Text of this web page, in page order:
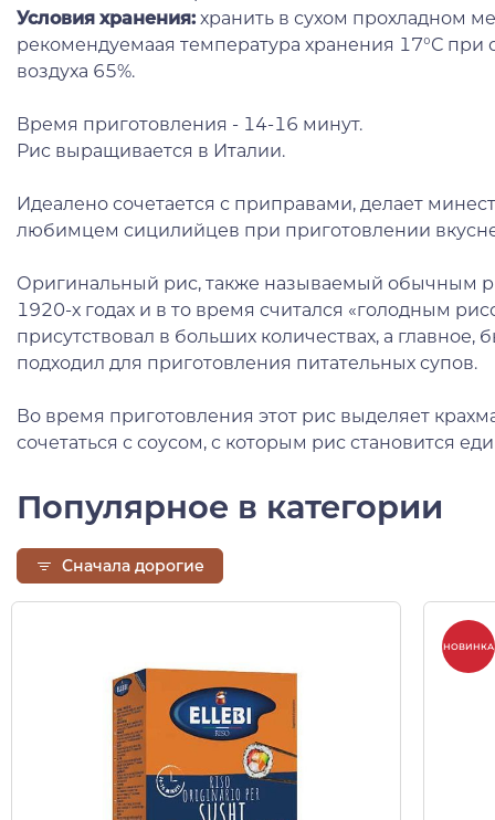
Условия хранения: хранить в сухом прохладном
рекомендуемаая температура хранения 17°С при
воздуха 65%.
Время приготовления - 14-16 минут.
Рис выращивается в Италии.
Идеалено сочетается с приправами, делает
любимцем сицилийцев при приготовлении
Оригинальный рис, также называемый обычным
1920-х годах и в то время считался «голодным
присутствовал в больших количествах, а
подходил для приготовления питательных супов.
Во время приготовления этот рис выделяет
сочетаться с соусом, с которым рис становится
Популярное в категории
Сначала дорогие
НОВИНКА